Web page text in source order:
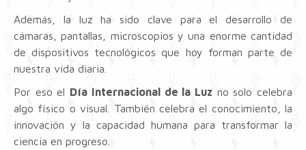
Además, la luz ha sido clave para el desarrollo de
cámaras, pantallas, microscopios y una enorme cantidad
de dispositivos tecnológicos que hoy forman parte de
nuestra vida diaria.
Por eso el Día Internacional de la Luz no solo celebra
algo físico o visual. También celebra el conocimiento, la
innovación y la capacidad humana para transformar la
ciencia en progreso.